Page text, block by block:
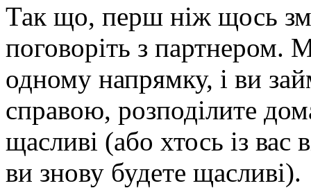
Так що, перш ніж щось
поговоріть з партнером.
одному напрямку, і ви
справою, розподілите
щасливі (або хтось із вас
ви знову будете щасливі).